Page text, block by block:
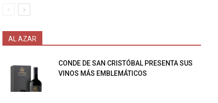
AL AZAR
CONDE DE SAN CRISTÓBAL PRESENTA SUS
VINOS MÁS EMBLEMÁTICOS